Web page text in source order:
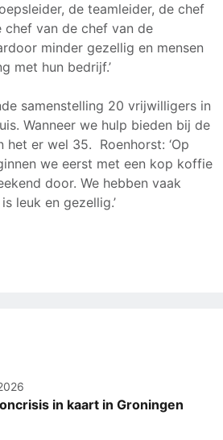
de teamleider, de chef
chef van de chef van de
minder gezellig en mensen
met hun bedrijf.’
samenstelling 20 vrijwilligers in
Wanneer we hulp bieden bij de
het er wel 35. Roenhorst: ‘Op
we eerst met een kop koffie
door. We hebben vaak
leuk en gezellig.’
in kaart in Groningen